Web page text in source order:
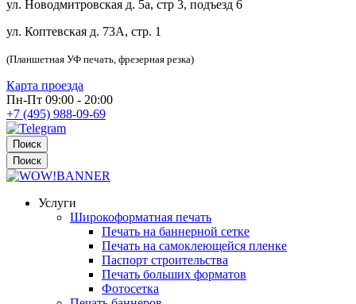
ул. Новодмитровская д. 5а, стр 3, подъезд 6
ул. Коптевская д. 73А, стр. 1
(Планшетная УФ печать, фрезерная резка)
Карта проезда
Пн-Пт 09:00 - 20:00
+7 (495) 988-09-69
Поиск
Поиск
Услуги
Широкоформатная печать
Печать на баннерной сетке
Печать на самоклеющейся пленке
Паспорт строительства
Печать больших форматов
Фотосетка